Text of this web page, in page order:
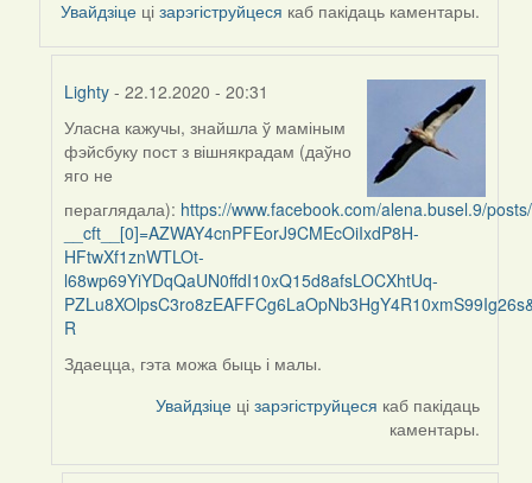
Увайдзіце цізарэгіструйцеся каб пакідаць каментары.
Lighty- 22.12.2020 - 20:31
In
reply
to
by
Harrier
Уласна кажучы, знайшла ў маміным
фэйсбуку пост з вішнякрадам (даўно
яго не
пераглядала): https://www.facebook.com/alena.busel.9/
__cft__[0]=AZWAY4cnPFEorJ9CMEcOiIxdP8H-
HFtwXf1znWTLOt-
l68wp69YiYDqQaUN0ffdI10xQ15d8afsLOCXhtUq-
R
Здаецца, гэта можа быць і малы.
Увайдзіце цізарэгіструйцеся каб пакідаць
каментары.